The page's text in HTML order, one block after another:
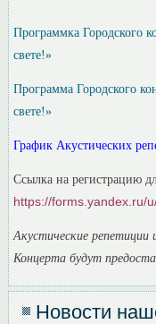
Программка Городского
свете!»
Программа Городского
свете!»
График Акустических
Ссылка на регистрацию
https://forms.yandex.ru/
Акустические репетиции
Концерта будут
Новости